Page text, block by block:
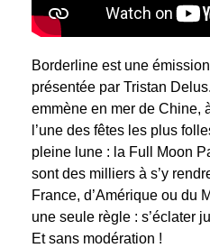
Borderline est une
présentée par Tristan
emmène en mer de Chine,
l’une des fêtes les plus
pleine lune : la Full Moon
sont des milliers à s’y
France, d’Amérique ou du
une seule règle : s’éclater
Et sans modération !